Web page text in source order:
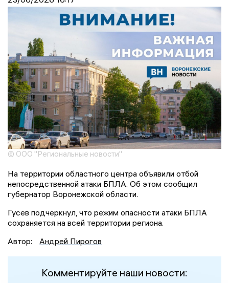
© ООО "Региональные новости"
На территории областного центра объявили отбой
непосредственной атаки БПЛА. Об этом сообщил
губернатор Воронежской области.
Гусев подчеркнул, что режим опасности атаки БПЛА
сохраняется на всей территории региона.
Автор:
Андрей Пирогов
Комментируйте наши новости: